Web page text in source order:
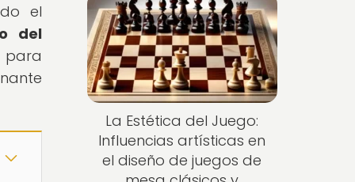
el
del
para
La Estética del Juego:
Influencias artísticas en
el diseño de juegos de